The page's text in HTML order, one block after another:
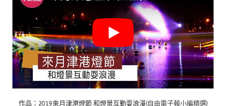
作品：2019來月津港燈節 和燈景互動耍浪漫(自由電子報小編精選)